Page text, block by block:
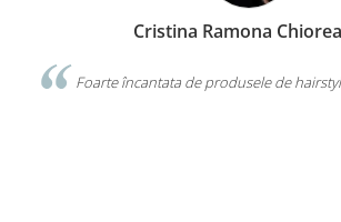
Nuti
Îmi plac foarte mult genele